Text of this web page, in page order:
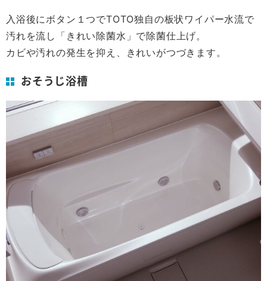
入浴後にボタン１つでTOTO独自の板状ワイパー水流で
汚れを流し「きれい除菌水」で除菌仕上げ。
カビや汚れの発生を抑え、きれいがつづきます。
おそうじ浴槽